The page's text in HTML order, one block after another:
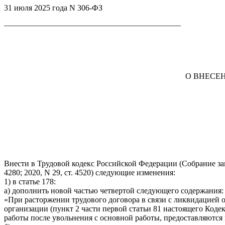
31 июля 2025 года N 306-ФЗ
——————————————————————
О
Внести в Трудовой кодекс Российской Федерации (Собрание
4280; 2020, N 29, ст. 4520) следующие изменения:
1) в статье 178:
а) дополнить новой частью четвертой следующего содержания:
«При расторжении трудового договора в связи с
организации (пункт 2 части первой статьи 81 настоящего
работы после увольнения с основной работы,